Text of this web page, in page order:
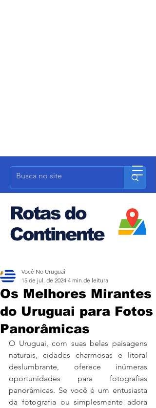
Rotas do
Continente
Os Melhores Mirantes
do Uruguai para Fotos
Panorâmicas
Você No Uruguai
15 de jul. de 2024 4 min de leitura
O Uruguai, com suas belas paisagens
naturais, cidades charmosas e litoral
deslumbrante, oferece inúmeras
oportunidades para fotografias
panorâmicas. Se você é um entusiasta
da fotografia ou simplesmente adora